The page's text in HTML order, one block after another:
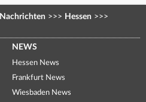
Nachrichten >>> Hessen >>>
NEWS
Hessen News
Frankfurt News
Wiesbaden News